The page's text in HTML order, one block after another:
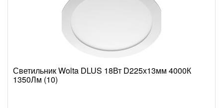
Светильник Wolta DLUS 18Вт D225х13мм 4000К
1350Лм (10)